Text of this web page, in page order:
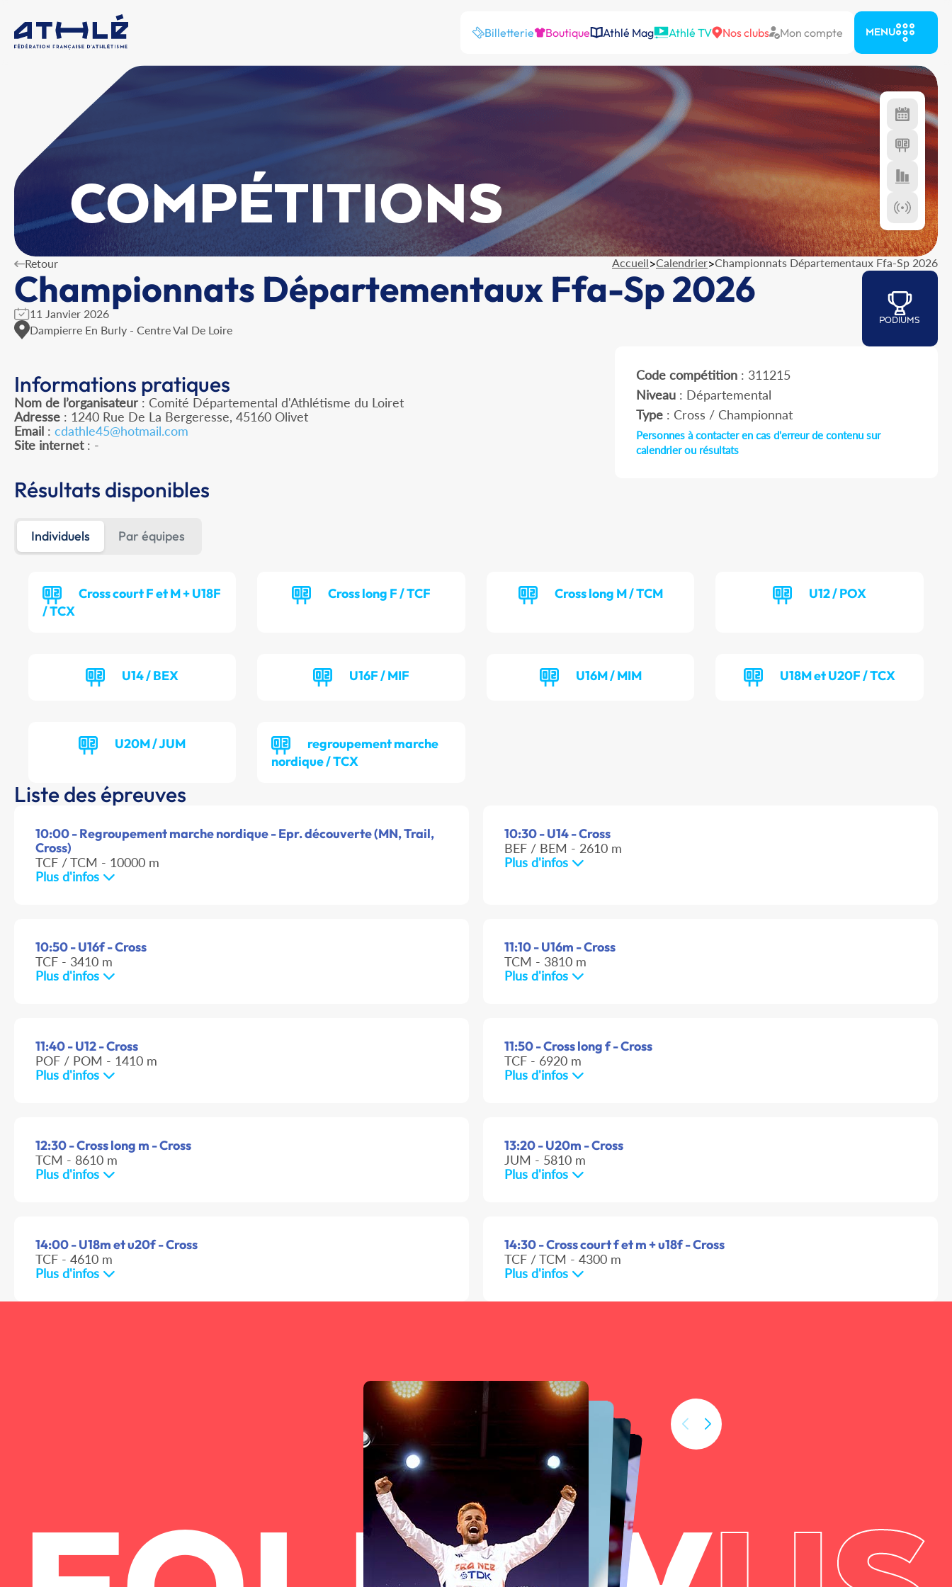
Billetterie Boutique Athlé Mag Athlé TV Nos clubs Mon compte MENU
COMPÉTITIONS
Retour Accueil>Calendrier>Championnats Départementaux Ffa-Sp 2026
Championnats Départementaux Ffa-Sp 2026
11 Janvier 2026
Dampierre En Burly - Centre Val De Loire
PODIUMS
Informations pratiques
Nom de l’organisateur : Comité Départemental d'Athlétisme du Loiret
Adresse : 1240 Rue De La Bergeresse, 45160 Olivet
Email : cdathle45@hotmail.com
Site internet: -
Code compétition: 311215
Niveau: Départemental
Type: Cross / Championnat
Personnes à contacter en cas d'erreur de contenu sur
calendrier ou résultats
Résultats disponibles
Individuels Par équipes
Cross court F et M + U18F
/ TCX
Cross long F / TCF Cross long M / TCM U12 / POX
U14 / BEX U16F / MIF U16M / MIM U18M et U20F / TCX
U20M / JUM
regroupement marche
nordique / TCX
Liste des épreuves
10:00 - Regroupement marche nordique - Epr. découverte (MN, Trail,
Cross)
TCF / TCM - 10000 m
Plus d'infos
10:30 - U14 - Cross
BEF / BEM - 2610 m
Plus d'infos
10:50 - U16f - Cross
TCF - 3410 m
Plus d'infos
11:10 - U16m - Cross
TCM - 3810 m
Plus d'infos
11:40 - U12 - Cross
POF / POM - 1410 m
Plus d'infos
11:50 - Cross long f - Cross
TCF - 6920 m
Plus d'infos
12:30 - Cross long m - Cross
TCM - 8610 m
Plus d'infos
13:20 - U20m - Cross
JUM - 5810 m
Plus d'infos
14:00 - U18m et u20f - Cross
TCF - 4610 m
Plus d'infos
14:30 - Cross court f et m + u18f - Cross
TCF / TCM - 4300 m
Plus d'infos